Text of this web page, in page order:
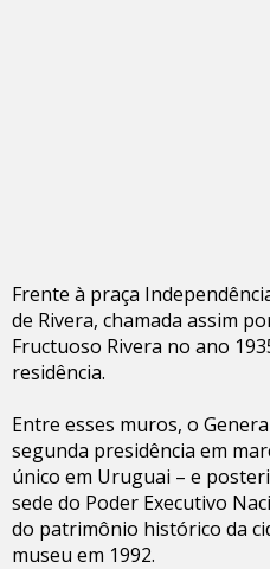
Frente à praça
de Rivera, chamada assim
Fructuoso Rivera no ano
residência.
Entre esses muros, o
segunda presidência em
único em Uruguai – e
sede do Poder Executivo
do patrimônio histórico da
museu em 1992.